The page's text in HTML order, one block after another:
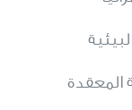
المعقدة